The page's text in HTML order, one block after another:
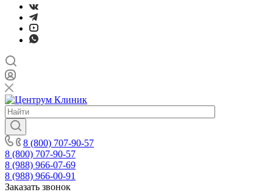
8 (800) 707-90-57
8 (800) 707-90-57
8 (988) 966-07-69
8 (988) 966-00-91
Заказать звонок